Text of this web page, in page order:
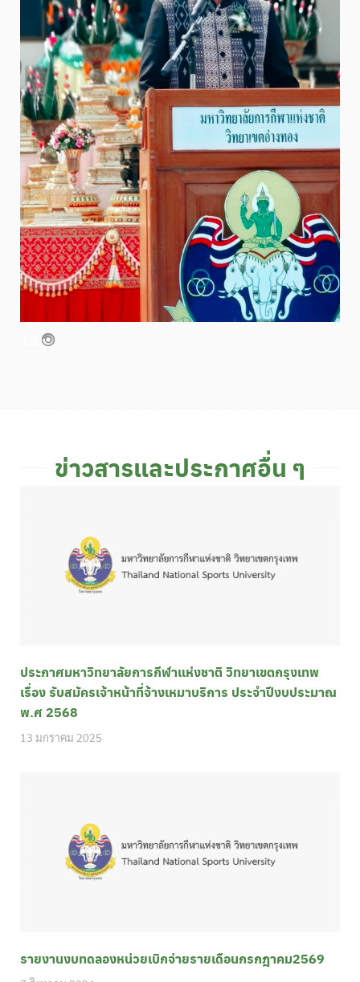
ข่าวสารและประกาศอื่น ๆ
ประกาศมหาวิทยาลัยการกีฬาแห่งชาติ วิทยาเขตกรุงเทพ
เรื่อง รับสมัครเจ้าหน้าที่จ้างเหมาบริการ ประจำปีงบประมาณ
พ.ศ 2568
13 มกราคม 2025
รายงานงบทดลองหน่วยเบิกจ่ายรายเดือนกรกฎาคม2569